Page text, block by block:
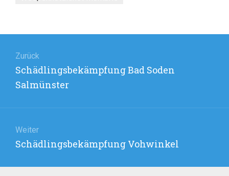
Zurück
Vorheriger
Beitrag:
Schädlingsbekämpfung Bad Soden
Salmünster
Weiter
Nächster
Schädlingsbekämpfung Vohwinkel